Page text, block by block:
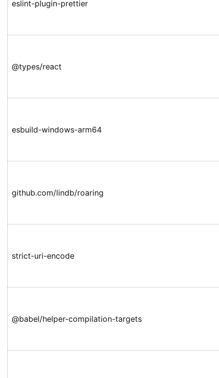
eslint-plugin-prettier
@types/react
esbuild-windows-arm64
github.com/lindb/roaring
strict-uri-encode
@babel/helper-compilation-targets